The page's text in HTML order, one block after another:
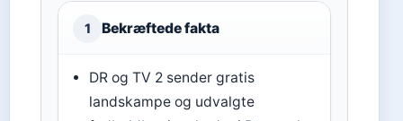
1 Bekræftede fakta
DR og TV 2 sender gratis
landskampe og udvalgte